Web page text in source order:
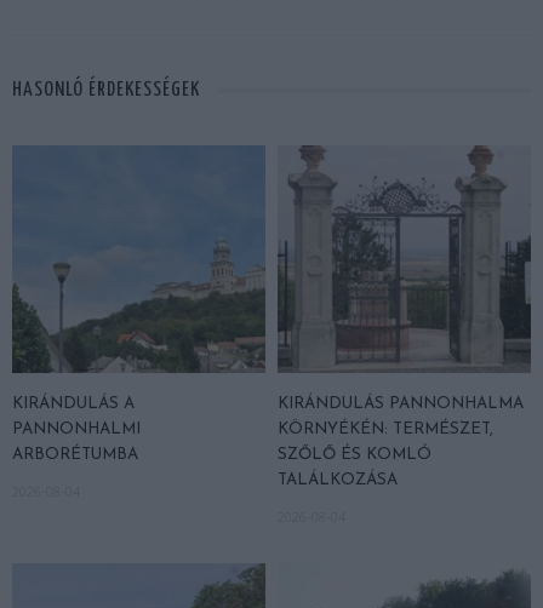
HASONLÓ ÉRDEKESSÉGEK
KIRÁNDULÁS A
PANNONHALMI
ARBORÉTUMBA
KIRÁNDULÁS PANNONHALMA
KÖRNYÉKÉN: TERMÉSZET,
SZŐLŐ ÉS KOMLÓ
TALÁLKOZÁSA